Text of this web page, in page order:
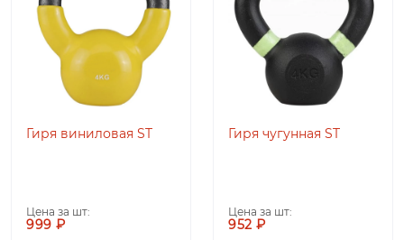
Гиря виниловая ST
Цена за шт:
999 ₽
Гиря чугунная ST
Цена за шт:
952 ₽